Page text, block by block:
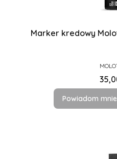
Marker kredowy
Powiadom